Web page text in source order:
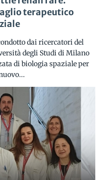
terapeutico
dai ricercatori del
degli Studi di Milano
di biologia spaziale per